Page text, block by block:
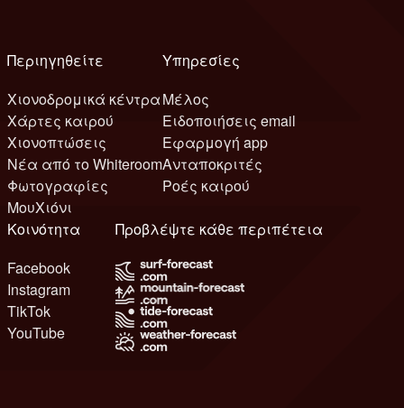
Περιηγηθείτε
Χιονοδρομικά κέντρα
Χάρτες καιρού
Χιονοπτώσεις
Νέα από το Whiteroom
Φωτογραφίες
ΜουΧιόνι
Υπηρεσίες
Μέλος
Ειδοποιήσεις email
Εφαρμογή app
Ανταποκριτές
Ροές καιρού
Κοινότητα
Facebook
Instagram
TikTok
YouTube
Προβλέψτε κάθε περιπέτεια